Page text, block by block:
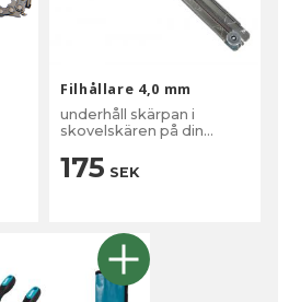
Filhållare 4,0 mm
underhåll skärpan i
skovelskären på din
175 SEK